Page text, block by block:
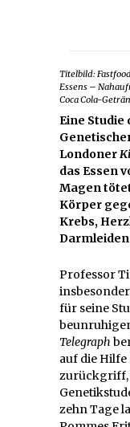
Titelbild:
Essens –
Coca Cola-
Eine Studie
Londoner
das Essen
Magen
Körper
Krebs,
Professor
für seine
Telegraph
auf die Hilfe
zurückgriff,
zehn Tage